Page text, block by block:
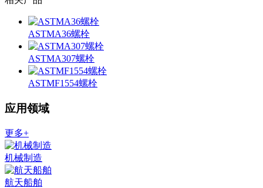
ASTMA36螺栓
ASTMA307螺栓
ASTMF1554螺栓
应用领域
更多+
机械制造
航天船舶